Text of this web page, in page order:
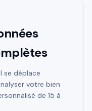
se déplace
votre bien
de 15 à